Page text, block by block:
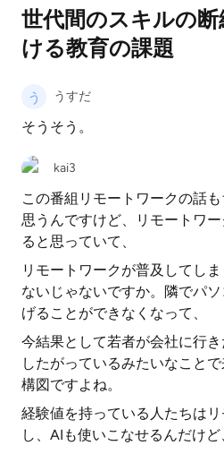
世代間のスキルの
ける教育の課題
うすだ
そうそう。
kai3
この番組リモートワークの話
思うんですけど、リモートワ
ると思っていて、
リモートワークが普及してし
ないじゃないですか。隣でパ
げることができなくなって、
今結果として若者が会社に行
したがっているみたいなこと
構図ですよね。
経験値を持っている人たちは
し、AIも使いこなせるんだけど